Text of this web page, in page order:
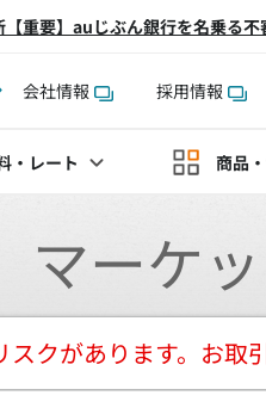
重要】auじぶん銀行を名乗る
会社情報 採用情報
・レート 商品
マーケ
クがあります。お取